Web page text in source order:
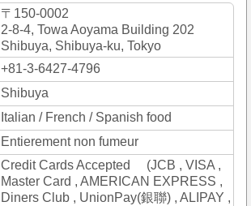
〒150-0002
2-8-4, Towa Aoyama Building 202
Shibuya, Shibuya-ku, Tokyo
+81-3-6427-4796
Shibuya
Italian / French / Spanish food
Entierement non fumeur
Credit Cards Accepted (JCB , VISA ,
Master Card , AMERICAN EXPRESS ,
Diners Club , UnionPay(銀聯) , ALIPAY ,